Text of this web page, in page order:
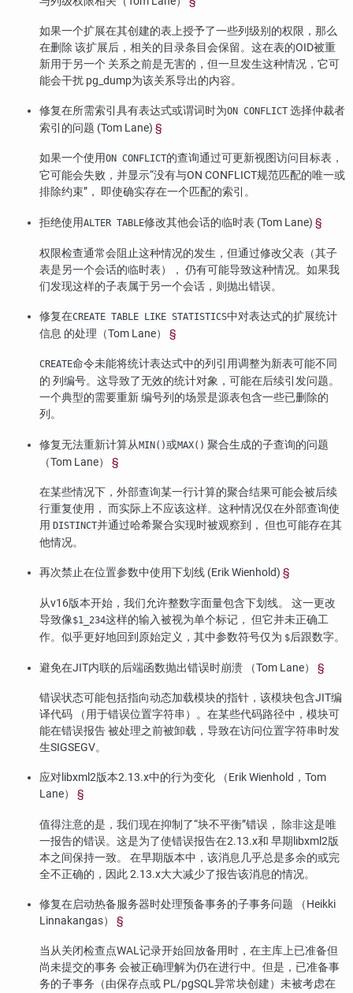
如果一个扩展在其创建的表上授予了一些列级别的权限，那么
在删除 该扩展后，相关的目录条目会保留。这在表的OID被重
新用于另一个 关系之前是无害的，但一旦发生这种情况，它可
能会干扰 pg_dump为该关系导出的内容。
修复在所需索引具有表达式或谓词时为ON CONFLICT 选择仲裁者
索引的问题 (Tom Lane) §
如果一个使用ON CONFLICT的查询通过可更新视图访问目标表，
它可能会失败，并显示“没有与ON CONFLICT规范匹配的唯一或
排除约束” ， 即使确实存在一个匹配的索引。
拒绝使用ALTER TABLE修改其他会话的临时表 (Tom Lane) §
权限检查通常会阻止这种情况的发生，但通过修改父表（其子
表是另一个会话的临时表）， 仍有可能导致这种情况。如果我
们发现这样的子表属于另一个会话，则抛出错误。
修复在CREATE TABLE LIKE STATISTICS中对表达式的扩展统计
信息 的处理（Tom Lane） §
CREATE命令未能将统计表达式中的列引用调整为新表可能不同
的 列编号。这导致了无效的统计对象，可能在后续引发问题。
一个典型的需要重新 编号列的场景是源表包含一些已删除的
列。
修复无法重新计算从MIN()或MAX() 聚合生成的子查询的问题
（Tom Lane） §
在某些情况下，外部查询某一行计算的聚合结果可能会被后续
行重复使用， 而实际上不应该这样。这种情况仅在外部查询使
用 DISTINCT并通过哈希聚合实现时被观察到， 但也可能存在其
他情况。
再次禁止在位置参数中使用下划线 (Erik Wienhold) §
从v16版本开始，我们允许整数字面量包含下划线。 这一更改
导致像$1_234这样的输入被视为单个标记， 但它并未正确工
作。似乎更好地回到原始定义，其中参数符号仅为 $后跟数字。
避免在JIT内联的后端函数抛出错误时崩溃 （Tom Lane） §
错误状态可能包括指向动态加载模块的指针，该模块包含JIT编
译代码 （用于错误位置字符串）。在某些代码路径中，模块可
能在错误报告 被处理之前被卸载，导致在访问位置字符串时发
生SIGSEGV。
应对 libxml2版本2.13.x中的行为变化 （Erik Wienhold，Tom
Lane） §
值得注意的是，我们现在抑制了“块不平衡”错误， 除非这是唯
一报告的错误。这是为了使错误报告在2.13.x和 早期 libxml2版
本之间保持一致。 在早期版本中，该消息几乎总是多余的或完
全不正确的，因此 2.13.x大大减少了报告该消息的情况。
修复在启动热备服务器时处理预备事务的子事务问题 （Heikki
Linnakangas） §
当从关闭检查点WAL记录开始回放备用时，在主库上已准备但
尚未提交的事务 会被正确理解为仍在进行中。但是，已准备事
务的子事务（由保存点或 PL/pgSQL异常块创建）未被考虑在